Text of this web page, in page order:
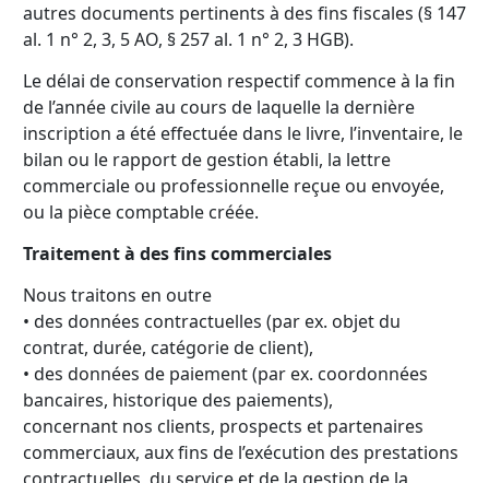
autres documents pertinents à des fins fiscales (§ 147
al. 1 n° 2, 3, 5 AO, § 257 al. 1 n° 2, 3 HGB).
Le délai de conservation respectif commence à la fin
de l’année civile au cours de laquelle la dernière
inscription a été effectuée dans le livre, l’inventaire, le
bilan ou le rapport de gestion établi, la lettre
commerciale ou professionnelle reçue ou envoyée,
ou la pièce comptable créée.
Traitement à des fins commerciales
Nous traitons en outre
• des données contractuelles (par ex. objet du
contrat, durée, catégorie de client),
• des données de paiement (par ex. coordonnées
bancaires, historique des paiements),
concernant nos clients, prospects et partenaires
commerciaux, aux fins de l’exécution des prestations